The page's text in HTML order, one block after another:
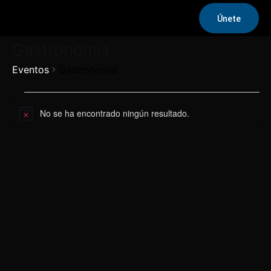
Únete
Eventos
Eventos
Aviso No se ha encontrado ningún resultado.